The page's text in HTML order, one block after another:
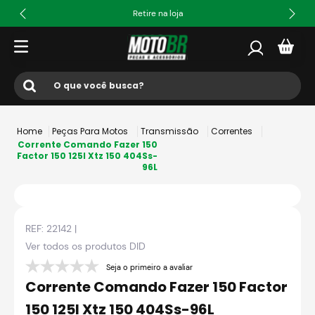
Retire na loja
O que você busca?
1º ls2
5º capacete ls2
6 º jaqueta
7º axxis fenix
Peças Para Motos Transmissão
Correntes
Corrente Comando Fazer 150
Factor 150 125I Xtz 150 404Ss-
96L
REF: 22142 |
Ver todos os produtos DID
Seja o primeiro a avaliar
Corrente Comando Fazer 150 Factor
150 125I Xtz 150 404Ss-96L